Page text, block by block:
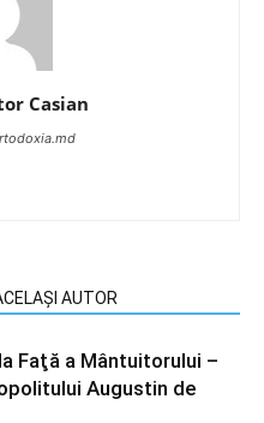
Casian
AUTOR
Faţă a Mântuitorului –
Augustin de